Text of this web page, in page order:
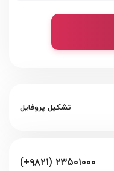
تشکیل پروفایل
(+۹۸۲۱) ۲۳۵۰۱۰۰۰